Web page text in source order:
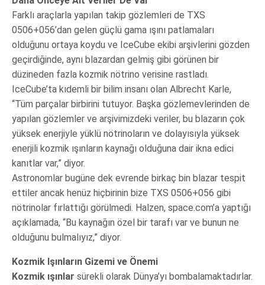
Farklı araçlarla yapılan takip gözlemleri de TXS
0506+056’dan gelen güçlü gama ışını patlamaları
olduğunu ortaya koydu ve IceCube ekibi arşivlerini gözden
geçirdiğinde, aynı blazardan gelmiş gibi görünen bir
düzineden fazla kozmik nötrino verisine rastladı.
IceCube’ta kıdemli bir bilim insanı olan Albrecht Karle,
“Tüm parçalar birbirini tutuyor. Başka gözlemevlerinden de
yapılan gözlemler ve arşivimizdeki veriler, bu blazarın çok
yüksek enerjiyle yüklü nötrinoların ve dolayısıyla yüksek
enerjili kozmik ışınların kaynağı olduğuna dair ikna edici
kanıtlar var,” diyor.
Astronomlar bugüne dek evrende birkaç bin blazar tespit
ettiler ancak henüz hiçbirinin bize TXS 0506+056 gibi
nötrinolar fırlattığı görülmedi. Halzen, space.com’a yaptığı
açıklamada, “Bu kaynağın özel bir tarafı var ve bunun ne
olduğunu bulmalıyız,” diyor.
Kozmik Işınların Gizemi ve Önemi
Kozmik ışınlar sürekli olarak Dünya’yı bombalamaktadırlar.